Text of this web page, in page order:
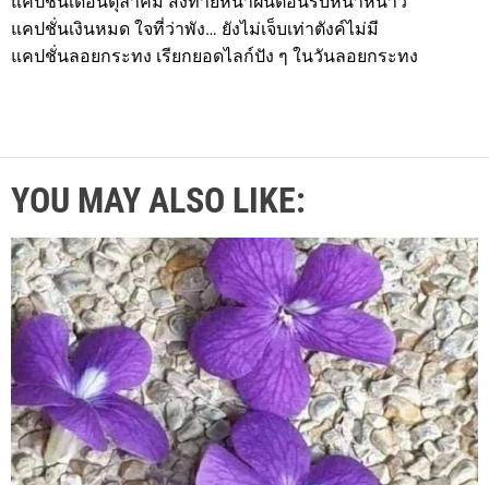
แคปชั่นเงินหมด ใจที่ว่าพัง… ยังไม่เจ็บเท่าตังค์ไม่มี
แคปชั่นลอยกระทง เรียกยอดไลก์ปัง ๆ ในวันลอยกระทง
YOU MAY ALSO LIKE: